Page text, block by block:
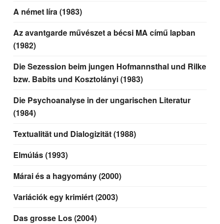
A német líra (1983)
Az avantgarde művészet a bécsi MA című lapban
(1982)
Die Sezession beim jungen Hofmannsthal und Rilke
bzw. Babits und Kosztolányi (1983)
Die Psychoanalyse in der ungarischen Literatur
(1984)
Textualität und Dialogizität (1988)
Elmúlás (1993)
Márai és a hagyomány (2000)
Variációk egy krimiért (2003)
Das grosse Los (2004)